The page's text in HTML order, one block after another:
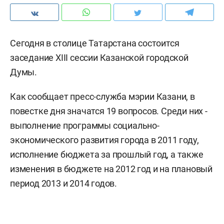
Сегодня в столице Татарстана состоится
заседание XIII сессии Казанской городской
Думы.
Как сообщает пресс-служба мэрии Казани, в
повестке дня значатся 19 вопросов. Среди них -
выполнение программы социально-
экономического развития города в 2011 году,
исполнение бюджета за прошлый год, а также
изменения в бюджете на 2012 год и на плановый
период 2013 и 2014 годов.